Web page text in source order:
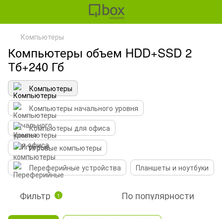
Компьютеры
Компьютеры объем HDD+SSD 2
Тб+240 Гб
Компьютеры
Компьютеры начального уровня
Компьютеры для офиса
Игровые компьютеры
Переферийные устройства
Планшеты и ноутбуки
Фильтр 1 По популярности